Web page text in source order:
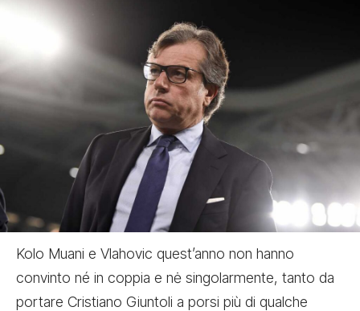
Kolo Muani e Vlahovic quest’anno non hanno
convinto né in coppia e nė singolarmente, tanto da
portare Cristiano Giuntoli a porsi più di qualche